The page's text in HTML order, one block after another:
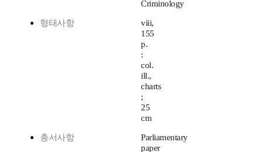
Criminology
형태사항
viii,
155
p.
:
col.
ill.,
charts
;
25
cm
총서사항
Parliamentary
paper